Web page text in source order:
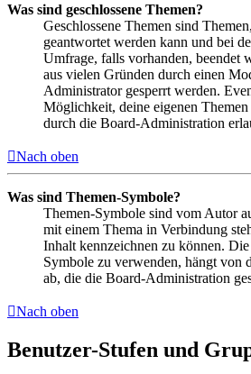
Was sind geschlossene Themen?
Geschlossene Themen sind
geantwortet werden kann und bei
Umfrage, falls vorhanden, beendet
aus vielen Gründen durch einen
Administrator gesperrt werden.
Möglichkeit, deine eigenen
durch die Board-Administration
Nach oben
Was sind Themen-Symbole?
Themen-Symbole sind vom Autor
mit einem Thema in Verbindung
Inhalt kennzeichnen zu können.
Symbole zu verwenden, hängt von
ab, die die Board-Administration
Nach oben
Benutzer-Stufen und